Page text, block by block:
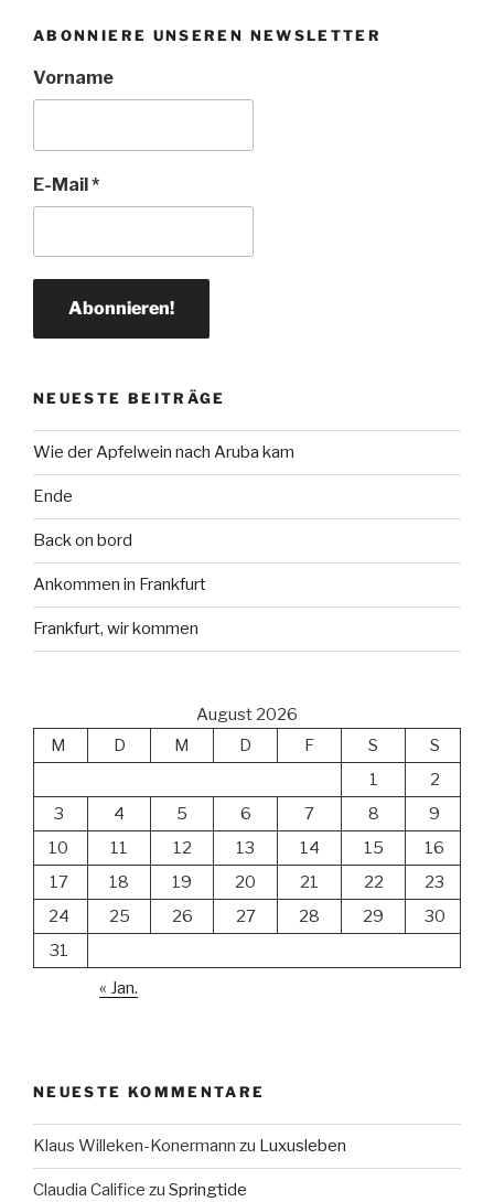
ABONNIERE UNSEREN NEWSLETTER
Vorname
E-Mail*
NEUESTE BEITRÄGE
Wie der Apfelwein nach Aruba kam
Ende
Back on bord
Ankommen in Frankfurt
Frankfurt, wir kommen
August 2026
M
D M D F S
S
1
2
3
4 5 6 7 8
9
10
11 12 13 14 15
16
17
18 19 20 21 22
23
24
25 26 27 28 29
30
31
« Jan.
NEUESTE KOMMENTARE
Klaus Willeken-Konermann zu Luxusleben
Claudia Califice zu Springtide